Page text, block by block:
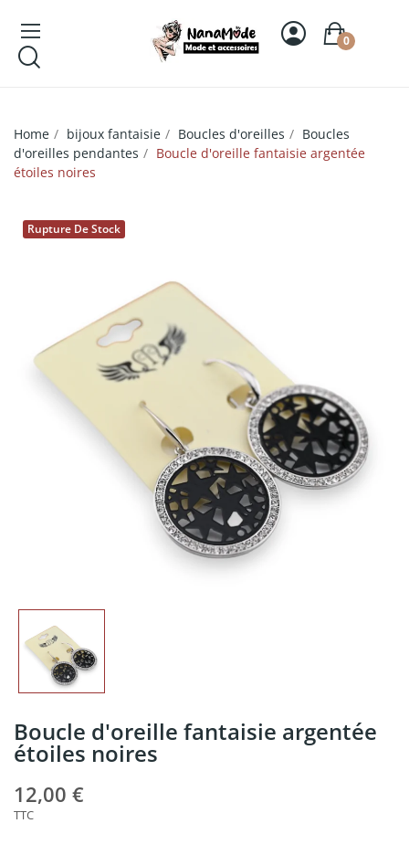
0
Home bijoux fantaisie Boucles d'oreilles
Boucles
d'oreilles pendantes
Boucle d'oreille fantaisie argentée
étoiles noires
Rupture De Stock
Boucle d'oreille fantaisie argentée
étoiles noires
12,00 €
TTC